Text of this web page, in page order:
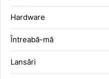
Hardware
Întreabă-mă
Lansări